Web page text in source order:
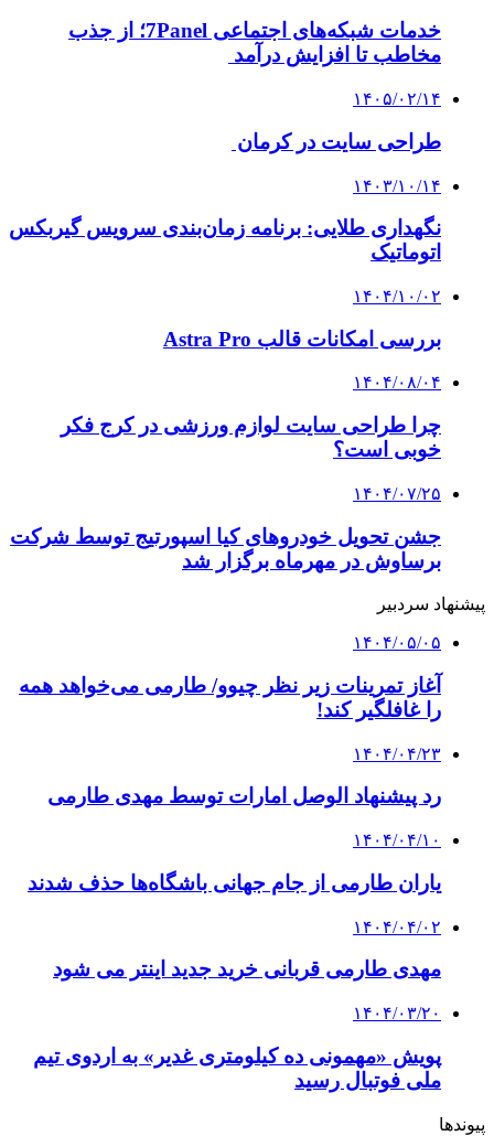
خدمات شبکه‌های اجتماعی 7Panel؛ از جذب
مخاطب تا افزایش درآمد
۱۴۰۵/۰۲/۱۴
طراحی سایت در کرمان
۱۴۰۳/۱۰/۱۴
نگهداری طلایی: برنامه زمان‌بندی سرویس گیربکس
اتوماتیک
۱۴۰۴/۱۰/۰۲
بررسی امکانات قالب Astra Pro
۱۴۰۴/۰۸/۰۴
چرا طراحی سایت لوازم ورزشی در کرج فکر
خوبی است؟
۱۴۰۴/۰۷/۲۵
جشن تحویل خودروهای کیا اسپورتیج توسط شرکت
برساوش در مهرماه برگزار شد
پیشنهاد سردبیر
۱۴۰۴/۰۵/۰۵
آغاز تمرینات زیر نظر چیوو/ طارمی می‌خواهد همه
را غافلگیر کند!
۱۴۰۴/۰۴/۲۳
رد پیشنهاد الوصل امارات توسط مهدی طارمی
۱۴۰۴/۰۴/۱۰
یاران طارمی از جام جهانی باشگاه‌ها حذف شدند
۱۴۰۴/۰۴/۰۲
مهدی طارمی قربانی خرید جدید اینتر می شود
۱۴۰۴/۰۳/۲۰
پویش «مهمونی ده کیلومتری غدیر» به اردوی تیم
ملی فوتبال رسید
پیوندها